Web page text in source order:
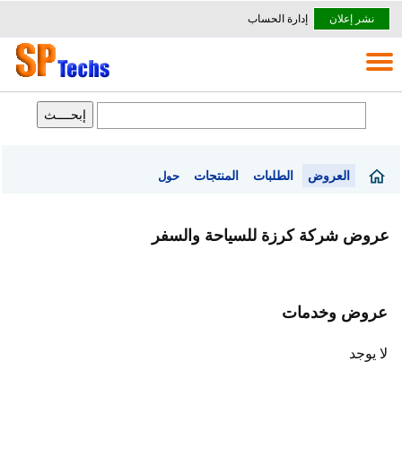
نشر إعلان إدارة الحساب
العروض الطلبات المنتجات حول
عروض شركة كرزة للسياحة والسفر
عروض وخدمات
لا يوجد